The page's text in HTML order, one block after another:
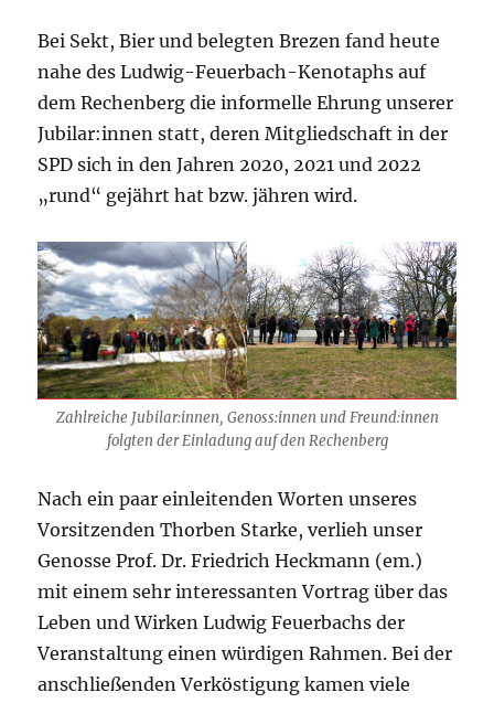
Bei Sekt, Bier und belegten Brezen fand heute
nahe des Ludwig-Feuerbach-Kenotaphs auf
dem Rechenberg die informelle Ehrung unserer
Jubilar:innen statt, deren Mitgliedschaft in der
SPD sich in den Jahren 2020, 2021 und 2022
„rund“ gejährt hat bzw. jähren wird.
Zahlreiche Jubilar:innen, Genoss:innen und Freund:innen
folgten der Einladung auf den Rechenberg
Nach ein paar einleitenden Worten unseres
Vorsitzenden Thorben Starke, verlieh unser
Genosse Prof. Dr. Friedrich Heckmann (em.)
mit einem sehr interessanten Vortrag über das
Leben und Wirken Ludwig Feuerbachs der
Veranstaltung einen würdigen Rahmen. Bei der
anschließenden Verköstigung kamen viele